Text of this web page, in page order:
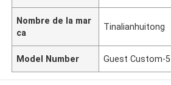
Nombre de la mar
ca
Tinalianhuitong
Model Number Guest Custom-5